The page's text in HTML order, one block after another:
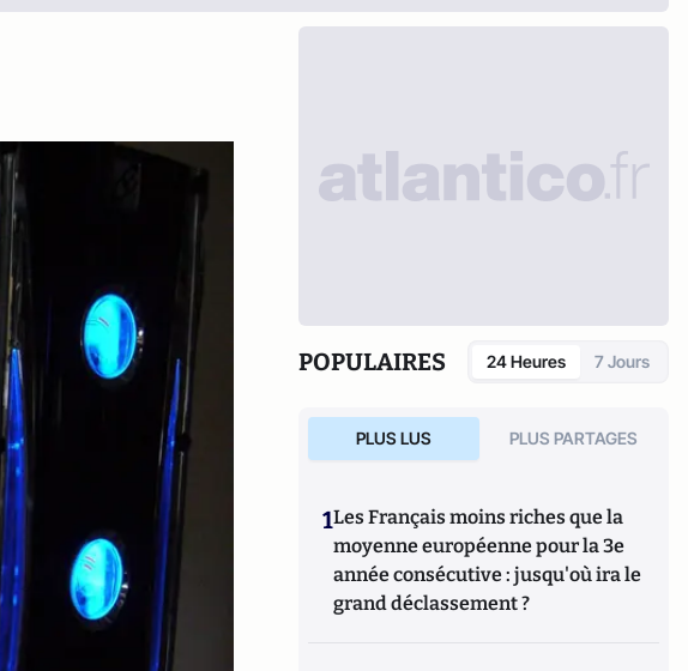
POPULAIRES 24 Heures 7 Jours
PLUS LUS PLUS PARTAGES
1Les Français moins riches que la
moyenne européenne pour la 3e
année consécutive : jusqu'où ira le
grand déclassement ?